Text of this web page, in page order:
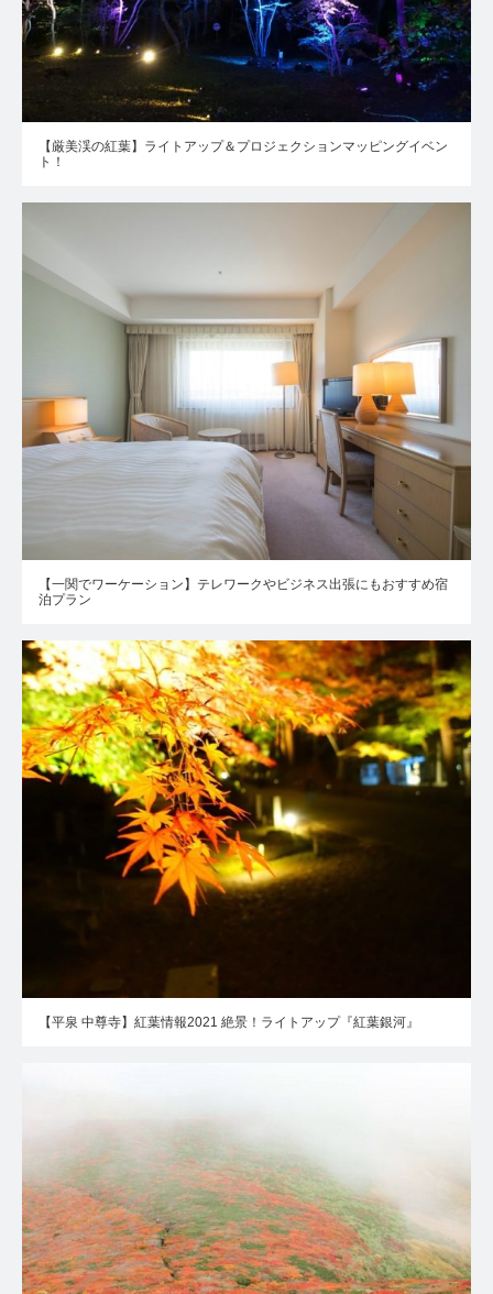
【厳美渓の紅葉】ライトアップ＆プロジェクションマッピングイベン
ト！
【一関でワーケーション】テレワークやビジネス出張にもおすすめ宿
泊プラン
【平泉 中尊寺】紅葉情報2021 絶景！ライトアップ『紅葉銀河』